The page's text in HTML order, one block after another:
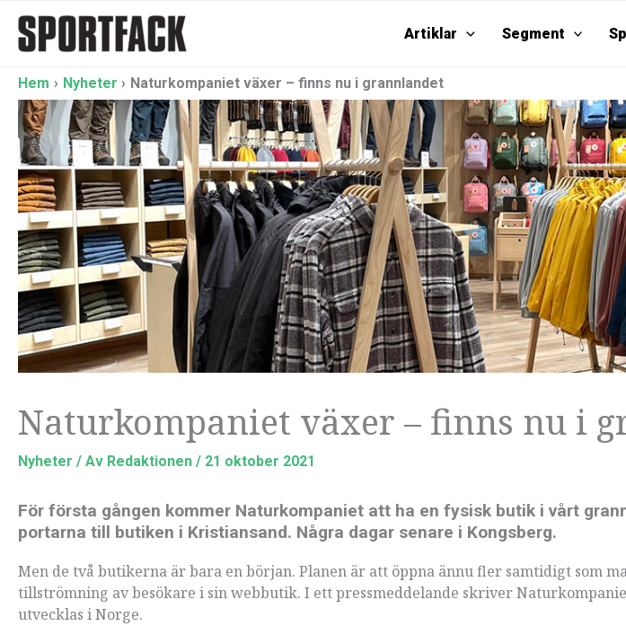
innehåll
Artiklar Segment
Hem Nyheter Naturkompaniet växer – finns nu i grannlandet
Naturkompaniet växer – finns nu i
Nyheter / Av Redaktionen / 21 oktober 2021
För första gången kommer Naturkompaniet att ha en fysisk butik i vårt
portarna till butiken i Kristiansand. Några dagar senare i Kongsberg.
Men de två butikerna är bara en början. Planen är att öppna ännu fler samtidigt som
tillströmning av besökare i sin webbutik. I ett pressmeddelande skriver
utvecklas i Norge.